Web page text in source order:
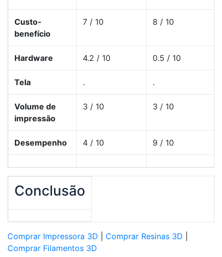
Custo-
benefício
7 / 10 8 / 10
Hardware 4.2 / 10 0.5 / 10
Tela . .
Volume de
impressão
3 / 10 3 / 10
Desempenho 4 / 10 9 / 10
Conclusão
Comprar Impressora 3D Comprar Resinas 3D
Comprar Filamentos 3D